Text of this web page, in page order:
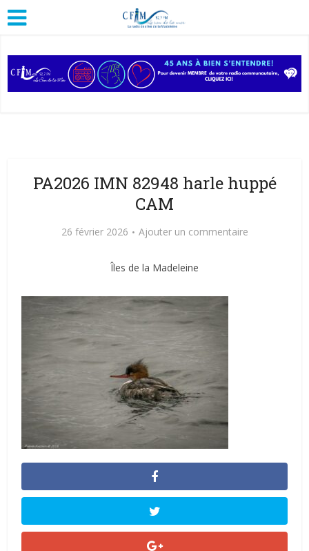
PA2026 IMN 82948 harle huppé
CAM
26 février 2026 Ajouter un commentaire
Îles de la Madeleine